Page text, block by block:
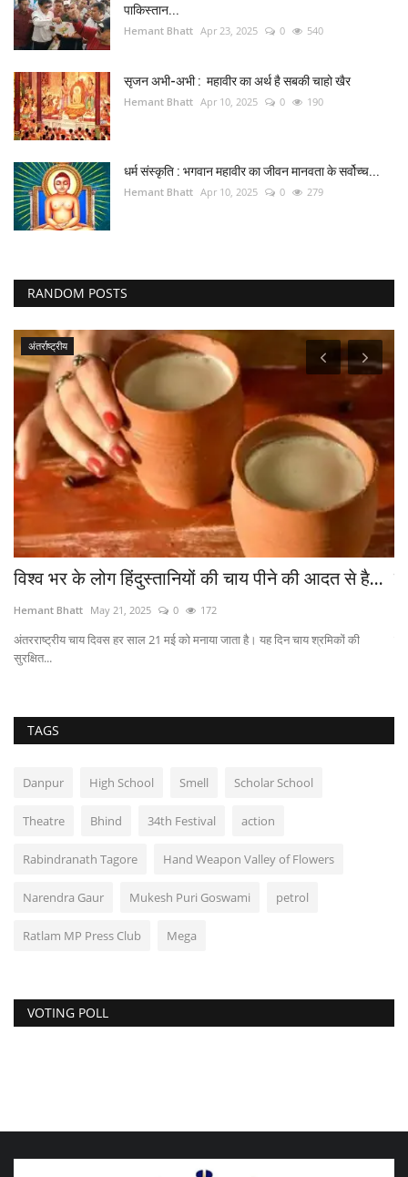
पाकिस्तान...
Hemant Bhatt Apr 23, 2025 0 540
सृजन अभी-अभी : महावीर का अर्थ है सबकी चाहो खैर
Hemant Bhatt Apr 10, 2025 0 190
धर्म संस्कृति : भगवान महावीर का जीवन मानवता के सर्वोच्च...
Hemant Bhatt Apr 10, 2025 0 279
RANDOM POSTS
की चाय पीने की आदत से है...
0 172
मई को मनाया जाता है। यह दिन चाय श्रमिकों की
सांदीपनि विद्यालय में
सरकारी दावों से इतर विद्यालय परिसर
TAGS
Danpur High School Smell Scholar School
Theatre Bhind 34th Festival action
Rabindranath Tagore Hand Weapon Valley of Flowers
Narendra Gaur Mukesh Puri Goswami petrol
Ratlam MP Press Club Mega
VOTING POLL